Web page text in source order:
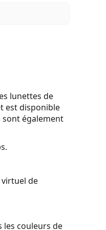
lunettes de
est disponible
sont également
virtuel de
les couleurs de